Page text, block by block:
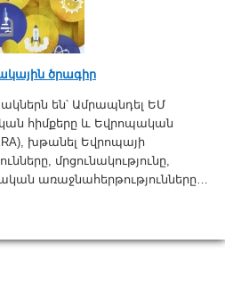
ծրագիր
են՝ Ամրապնդել ԵՄ
հիմքերը և Եվրոպական
խթանել Եվրոպայի
մրցունակությունը,
առաջնահերթությունները…